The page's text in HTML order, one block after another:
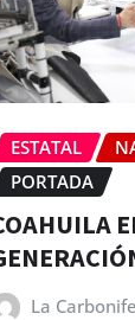
ESTATAL
PORTADA
La